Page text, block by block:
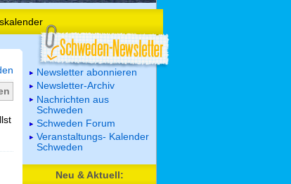
Newsletter abonnieren
Newsletter-Archiv
Nachrichten aus
Schweden
Schweden Forum
Veranstaltungs- Kalender
Schweden
Neu & Aktuell: